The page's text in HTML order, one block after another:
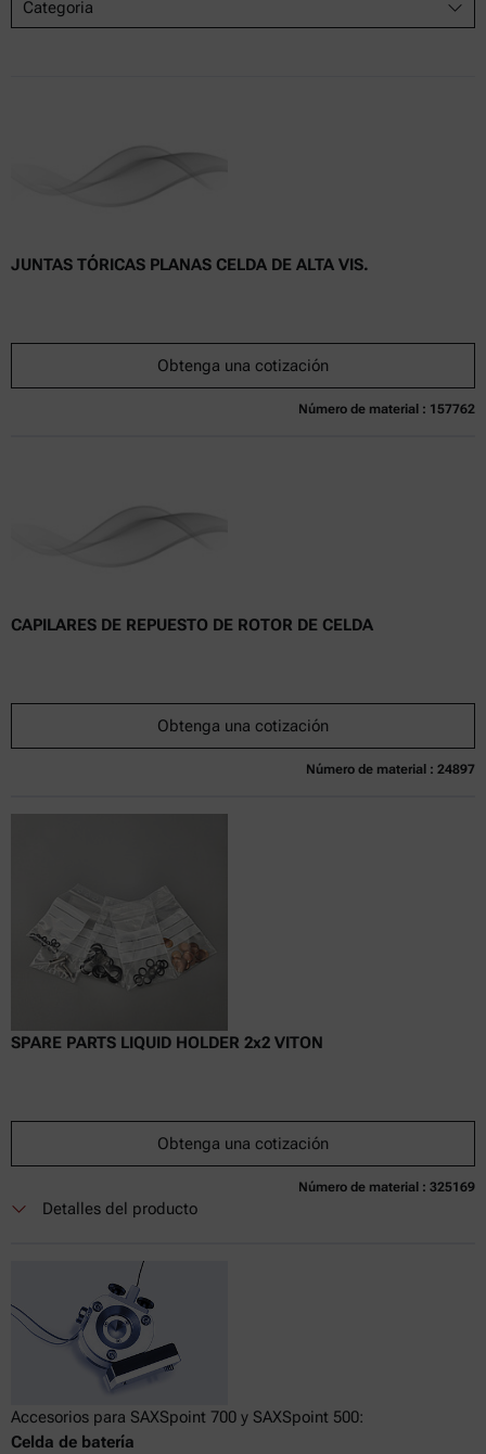
Categoria
JUNTAS TÓRICAS PLANAS CELDA DE ALTA VIS.
Obtenga una cotización
Número de material : 157762
CAPILARES DE REPUESTO DE ROTOR DE CELDA
Obtenga una cotización
Número de material : 24897
SPARE PARTS LIQUID HOLDER 2x2 VITON
Obtenga una cotización
Número de material : 325169
Detalles del producto
Accesorios para SAXSpoint 700 y SAXSpoint 500:
Celda de batería